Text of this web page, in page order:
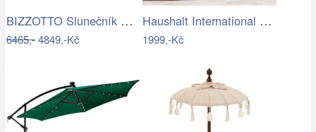
BIZZOTTO Slunečník SIVIGLIA taupe 3x3m
6465,-4849,-Kč
Haushalt International Dřevěný…
1999,-Kč